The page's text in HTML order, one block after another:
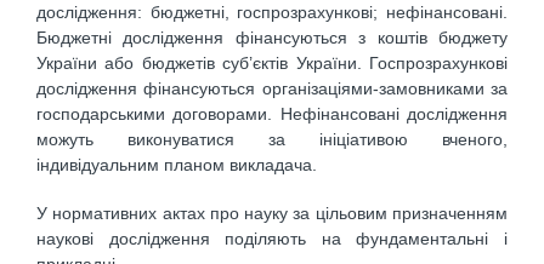
дослідження: бюджетні, госпрозрахункові; нефінансовані.
Бюджетні дослідження фінансуються з коштів бюджету
України або бюджетів суб’єктів України. Госпрозрахункові
дослідження фінансуються організаціями-замовниками за
господарськими договорами. Нефінансовані дослідження
можуть виконуватися за ініціативою вченого,
індивідуальним планом викладача.
У нормативних актах про науку за цільовим призначенням
наукові дослідження поділяють на фундаментальні і